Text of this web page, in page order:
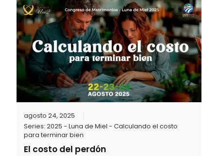
agosto 24, 2025
Series:2025 - Luna de Miel - Calculando el costo
para terminar bien
El costo del perdón